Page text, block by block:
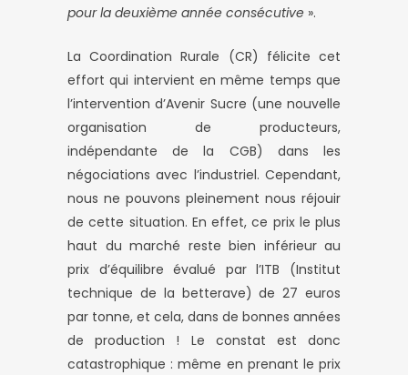
pour la deuxième année consécutive ».
La Coordination Rurale (CR) félicite cet
effort qui intervient en même temps que
l’intervention d’Avenir Sucre (une nouvelle
organisation de producteurs,
indépendante de la CGB) dans les
négociations avec l’industriel. Cependant,
nous ne pouvons pleinement nous réjouir
de cette situation. En effet, ce prix le plus
haut du marché reste bien inférieur au
prix d’équilibre évalué par l’ITB (Institut
technique de la betterave) de 27 euros
par tonne, et cela, dans de bonnes années
de production ! Le constat est donc
catastrophique : même en prenant le prix